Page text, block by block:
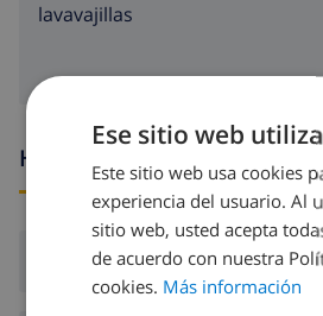
lavavajillas
Horario de llegada y salida
Llegada:Desde 16:00
Ese sitio web
Este sitio web usa cookies
experiencia del usuario. Al
sitio web, usted acepta
de acuerdo con nuestra
cookies. Más información